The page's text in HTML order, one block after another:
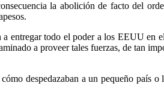
la abolición de facto del
entregar todo el poder a los EEUU en
a proveer tales fuerzas, de tan
despedazaban a un pequeño país o